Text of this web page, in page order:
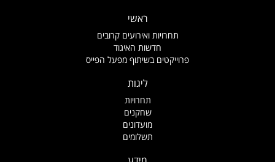
ראשי
תחרויות ואירועים קרובים
חדשות האיגוד
פרוייקטים בשיתוף מפעל הפייס
ליגות
תחרויות
שחקנים
מועדונים
תשלומים